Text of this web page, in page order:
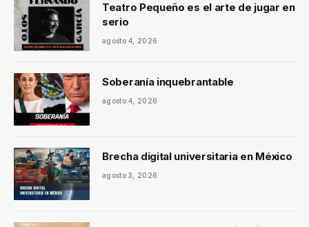
Teatro Pequeño es el arte de jugar en
serio
agosto 4, 2026
Soberanía inquebrantable
agosto 4, 2026
Brecha digital universitaria en México
agosto 3, 2026